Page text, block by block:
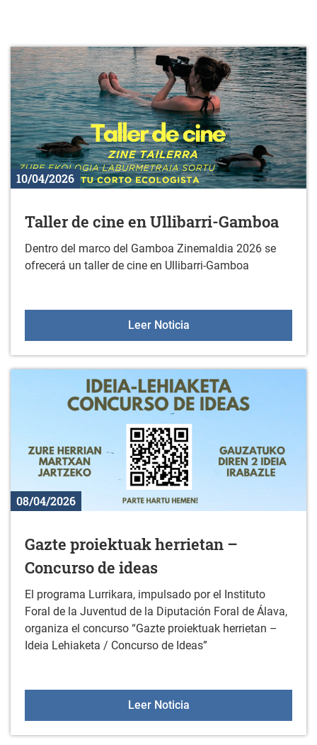
10/04/2026
Taller de cine en Ullibarri-Gamboa
Dentro del marco del Gamboa Zinemaldia 2026 se
ofrecerá un taller de cine en Ullibarri-Gamboa
Leer NoticiaTaller de cine en
08/04/2026
Gazte proiektuak herrietan –
Concurso de ideas
El programa Lurrikara, impulsado por el Instituto
Foral de la Juventud de la Diputación Foral de Álava,
organiza el concurso “Gazte proiektuak herrietan –
Ideia Lehiaketa / Concurso de Ideas”
Leer NoticiaGazte proiektuak